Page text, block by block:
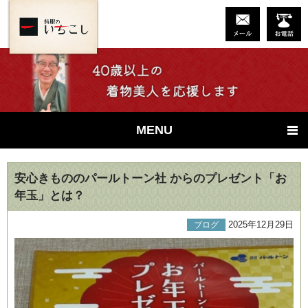
MENU
安心きもののパールトーン社 からのプレゼント「お
年玉」とは？
ブログ 2025年12月29日